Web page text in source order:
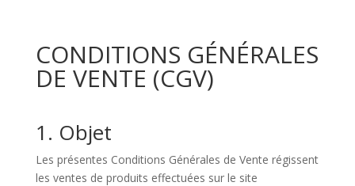
CONDITIONS GÉNÉRALES
DE VENTE (CGV)
1. Objet
Les présentes Conditions Générales de Vente régissent
les ventes de produits effectuées sur le site